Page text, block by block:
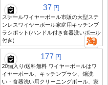
37 円
スチールワイヤーボール市販の大型ステ
ンレスワイヤーボール家庭用キッチンブ
ラシポット(ハンドル付き食器洗いボール
付き)
177 円
20個入り/送料無料 ワイヤーボールはワ
イヤーボール、キッチンブラシ、鍋洗
い・食器洗い用クリーニングボール、家